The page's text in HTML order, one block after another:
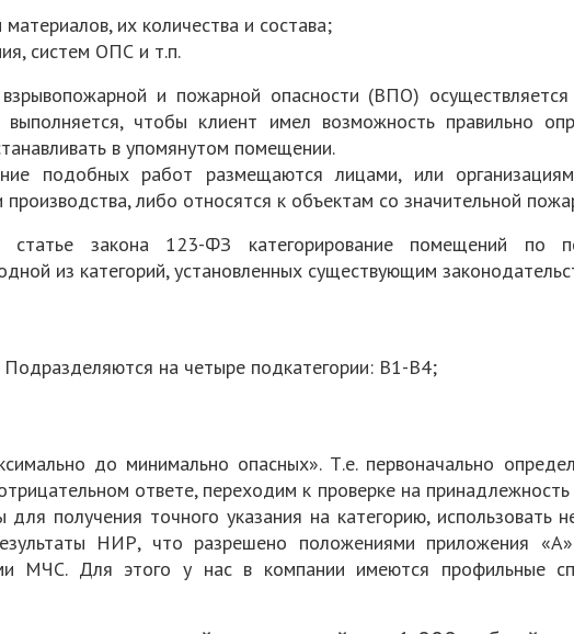
их количества и состава;
систем ОПС и т.п.
и пожарной опасности (ВПО)
чтобы клиент имел возможность правильно
в упомянутом помещении.
подобных работ размещаются лицами, или
либо относятся к объектам со значительной
закона 123-ФЗ категорирование помещений по
из категорий, установленных существующим
на четыре подкатегории: В1-В4;
до минимально опасных». Т.е. первоначально
ответе, переходим к проверке на принадлежность
получения точного указания на категорию, использовать
НИР, что разрешено положениями приложения
МЧС. Для этого у нас в компании имеются профильные